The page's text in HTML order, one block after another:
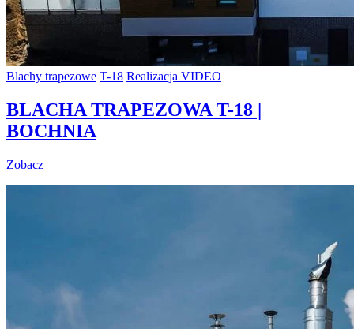
Blachy trapezowe T-18 Realizacja VIDEO
BLACHA TRAPEZOWA T-18 |
BOCHNIA
Zobacz